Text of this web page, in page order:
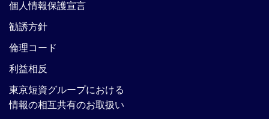
個人情報保護宣言
勧誘方針
倫理コード
利益相反
東京短資グループにおける
情報の相互共有のお取扱い